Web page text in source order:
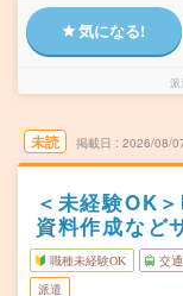
気になる!
派
未読 掲載日 2026/08/
＜未経験OK
資料作成など
職種未経験OK 交
派遣